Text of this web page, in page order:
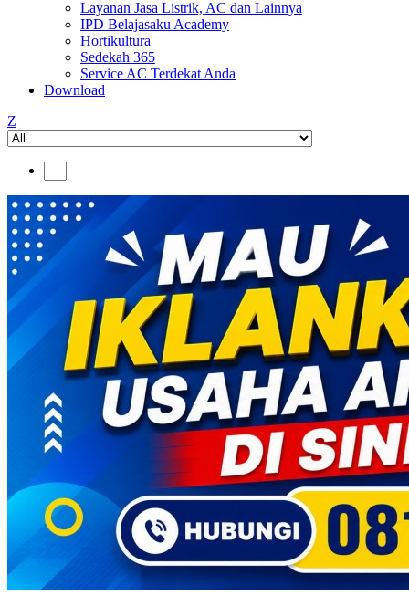
Layanan Jasa Listrik, AC dan Lainnya
IPD Belajasaku Academy
Hortikultura
Sedekah 365
Service AC Terdekat Anda
Download
Z